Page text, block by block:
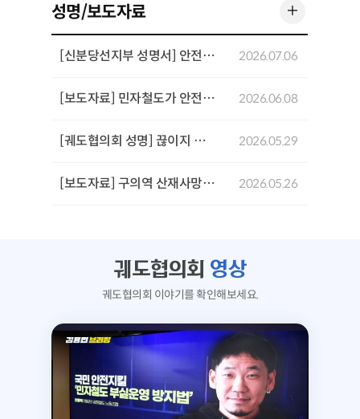
성명/보도자료
[신분당선지부 성명서] 안전과 전문성을 희생시키는 「UTO 고도화를 위한 운영인력 재설계 방안」을 반대한다 2026.07.06
[보도자료] 민자철도가 안전을 위협한다: GTX-A 삼성역 철근 누락 사태로 본 민자철도 안전문제 기자회견 2026.06.08
[궤도협의회 성명] 끊이지 않는 서울시의 참사,'안전 불감증'이 부른 서소문 고가 붕괴사고를 규탄한다! 2026.05.29
[보도자료] 구의역 산재사망 참사 10주기 추모문화제 및 서울시장후보 생명안전시민약속식 2026.05.26
궤도협의회 영상
궤도협의회 이야기를 확인해보세요.